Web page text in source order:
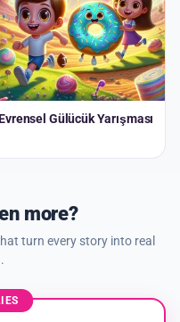
Gülücük Yarışması
more?
turn every story into real